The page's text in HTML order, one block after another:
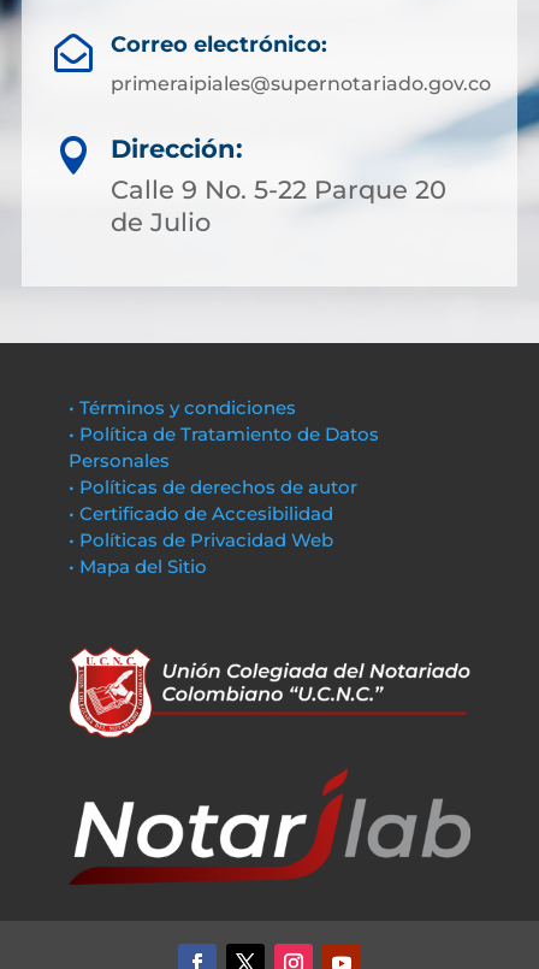
 Correo electrónico:
primeraipiales@supernotariado.gov.co

Dirección:
Calle 9 No. 5-22 Parque 20
de Julio
• Términos y condiciones
• Política de Tratamiento de Datos
Personales
• Políticas de derechos de autor
• Certificado de Accesibilidad
• Políticas de Privacidad Web
• Mapa del Sitio